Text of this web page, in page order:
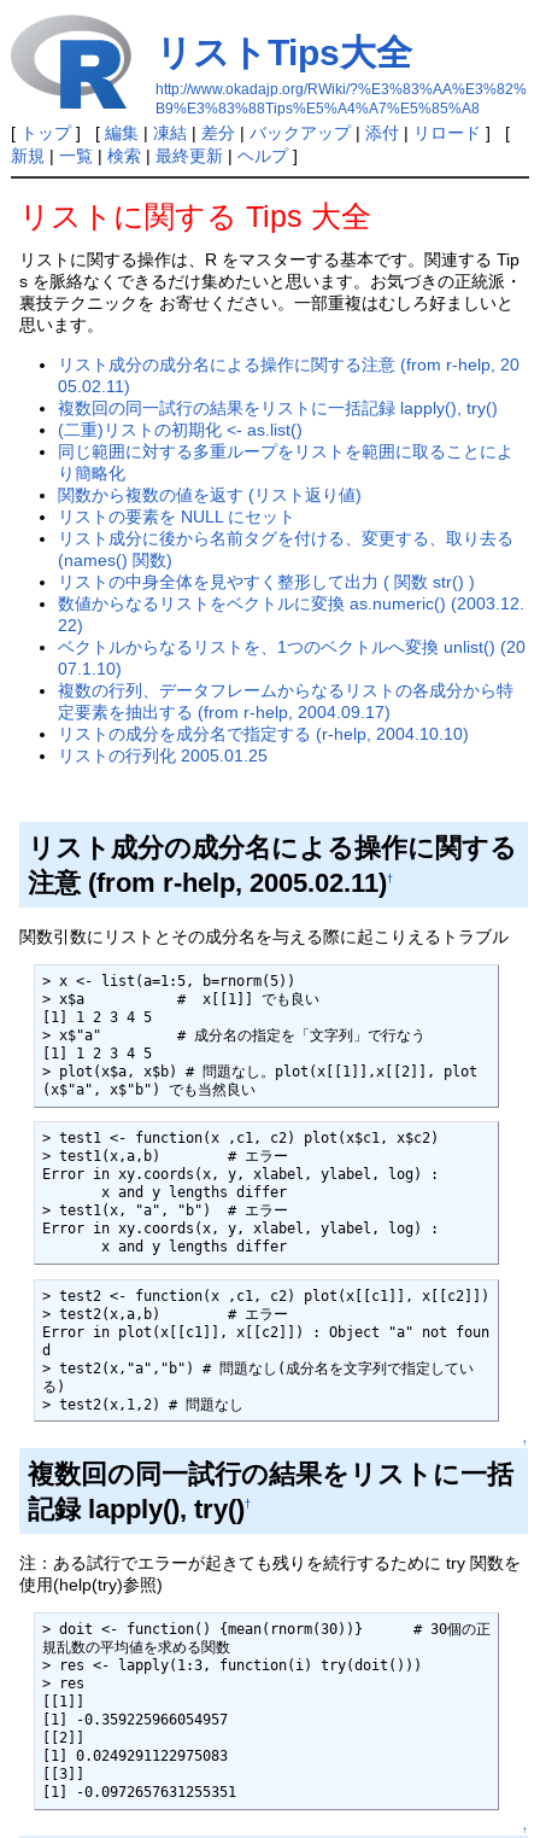
リストTips大全
http://www.okadajp.org/RWiki/?%E3%83%AA%E3%82%
B9%E3%83%88Tips%E5%A4%A7%E5%85%A8
[ トップ] [ 編集| 凍結| 差分| バックアップ| 添付| リロード ] [
新規 | 一覧| 検索| 最終更新| ヘルプ]
リストに関する Tips 大全
リストに関する操作は、R をマスターする基本です。関連する Tip
s を脈絡なくできるだけ集めたいと思います。お気づきの正統派・
裏技テクニックを お寄せください。一部重複はむしろ好ましいと
思います。
リスト成分の成分名による操作に関する注意 (from r-help, 20
05.02.11)
複数回の同一試行の結果をリストに一括記録 lapply(), try()
(二重)リストの初期化 <- as.list()
同じ範囲に対する多重ループをリストを範囲に取ることによ
り簡略化
関数から複数の値を返す (リスト返り値)
リストの要素を NULL にセット
リスト成分に後から名前タグを付ける、変更する、取り去る
(names() 関数)
リストの中身全体を見やすく整形して出力 ( 関数 str() )
数値からなるリストをベクトルに変換 as.numeric() (2003.12.
22)
ベクトルからなるリストを、1つのベクトルへ変換 unlist() (20
07.1.10)
複数の行列、データフレームからなるリストの各成分から特
定要素を抽出する (from r-help, 2004.09.17)
リストの成分を成分名で指定する (r-help, 2004.10.10)
リストの行列化 2005.01.25
リスト成分の成分名による操作に関する
注意 (from r-help, 2005.02.11)†
関数引数にリストとその成分名を与える際に起こりえるトラブル
> x <- list(a=1:5, b=rnorm(5))
> x$a           #  x[[1]] でも良い
[1] 1 2 3 4 5
> x$"a"         # 成分名の指定を「文字列」で行なう
[1] 1 2 3 4 5
> plot(x$a, x$b) # 問題なし。plot(x[[1]],x[[2]], plot
(x$"a", x$"b") でも当然良い
> test1 <- function(x ,c1, c2) plot(x$c1, x$c2)
> test1(x,a,b)        # エラー
Error in xy.coords(x, y, xlabel, ylabel, log) :
> test1(x, "a", "b")  # エラー
Error in xy.coords(x, y, xlabel, ylabel, log) :
       x and y lengths differ
> test2 <- function(x ,c1, c2) plot(x[[c1]], x[[c2]])
> test2(x,a,b)        # エラー
Error in plot(x[[c1]], x[[c2]]) : Object "a" not foun
d
> test2(x,"a","b") # 問題なし(成分名を文字列で指定してい
る)
> test2(x,1,2) # 問題なし
↑
複数回の同一試行の結果をリストに一括
記録 lapply(), try()†
注：ある試行でエラーが起きても残りを続行するために try 関数を
使用(help(try)参照)
> doit <- function() {mean(rnorm(30))}      # 30個の正
規乱数の平均値を求める関数
> res <- lapply(1:3, function(i) try(doit()))
> res
[[1]]
[1] -0.359225966054957
[[2]]
[1] 0.0249291122975083
[[3]]
[1] -0.0972657631255351
↑